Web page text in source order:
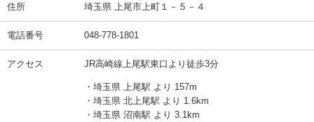
住所 埼玉県 上尾市上町１－５－４
電話番号 048-778-1801
アクセス JR高崎線上尾駅東口より徒歩3分
・埼玉県 上尾駅 より 157m
・埼玉県 北上尾駅 より 1.6km
・埼玉県 沼南駅 より 3.1km